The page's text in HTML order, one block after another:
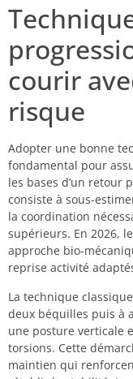
courir
risque
Adopter une bonne
fondamental pour
les bases d’un retour
consiste à sous-
la coordination
supérieurs. En 2026,
approche bio-
reprise activité
La technique
deux béquilles puis à
une posture verticale
torsions. Cette
maintien qui